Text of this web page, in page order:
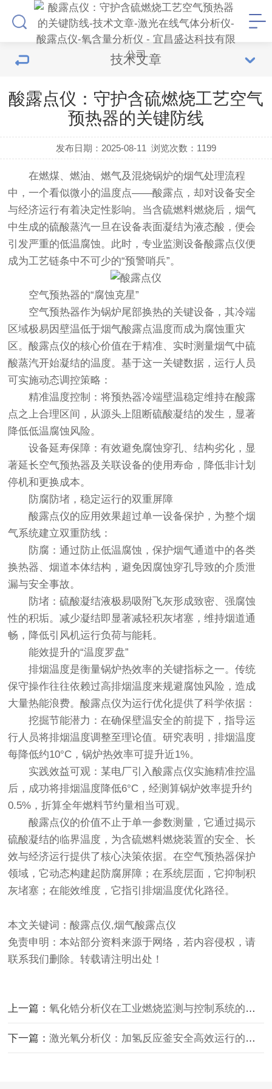
技术文章
酸露点仪：守护含硫燃烧工艺空气
预热器的关键防线
发布日期：2025-08-11 浏览次数： 1199
在燃煤、燃油、燃气及混烧锅炉的烟气处理流程
中，一个看似微小的温度点——酸露点，却对设备安全
与经济运行有着决定性影响。当含硫燃料燃烧后，烟气
中生成的硫酸蒸汽一旦在设备表面凝结为液态酸，便会
引发严重的低温腐蚀。此时，专业监测设备酸露点仪便
成为工艺链条中不可少的“预警哨兵”。
空气预热器的“腐蚀克星”
空气预热器作为锅炉尾部换热的关键设备，其冷端
区域极易因壁温低于烟气酸露点温度而成为腐蚀重灾
区。酸露点仪的核心价值在于精准、实时测量烟气中硫
酸蒸汽开始凝结的温度。基于这一关键数据，运行人员
可实施动态调控策略：
精准温度控制：将预热器冷端壁温稳定维持在酸露
点之上合理区间，从源头上阻断硫酸凝结的发生，显著
降低低温腐蚀风险。
设备延寿保障：有效避免腐蚀穿孔、结构劣化，显
著延长空气预热器及关联设备的使用寿命，降低非计划
停机和更换成本。
防腐防堵，稳定运行的双重屏障
酸露点仪的应用效果超过单一设备保护，为整个烟
气系统建立双重防线：
防腐：通过防止低温腐蚀，保护烟气通道中的各类
换热器、烟道本体结构，避免因腐蚀穿孔导致的介质泄
漏与安全事故。
防堵：硫酸凝结液极易吸附飞灰形成致密、强腐蚀
性的积垢。减少凝结即显著减轻积灰堵塞，维持烟道通
畅，降低引风机运行负荷与能耗。
能效提升的“温度罗盘”
排烟温度是衡量锅炉热效率的关键指标之一。传统
保守操作往往依赖过高排烟温度来规避腐蚀风险，造成
大量热能浪费。酸露点仪为运行优化提供了科学依据：
挖掘节能潜力：在确保壁温安全的前提下，指导运
行人员将排烟温度调整至理论值。研究表明，排烟温度
每降低约10°C，锅炉热效率可提升近1%。
实践效益可观：某电厂引入酸露点仪实施精准控温
后，成功将排烟温度降低6°C，经测算锅炉效率提升约
0.5%，折算全年燃料节约量相当可观。
酸露点仪的价值不止于单一参数测量，它通过揭示
硫酸凝结的临界温度，为含硫燃料燃烧装置的安全、长
效与经济运行提供了核心决策依据。在空气预热器保护
领域，它动态构建起防腐屏障；在系统层面，它抑制积
灰堵塞；在能效维度，它指引排烟温度优化路径。
本文关键词：酸露点仪,烟气酸露点仪
免责申明：本站部分资料来源于网络，若内容侵权，请
联系我们删除。转载请注明出处！
上一篇：氧化锆分析仪在工业燃烧监测与控制系统的应用
下一篇：激光氧分析仪：加氢反应釜安全高效运行的守护者